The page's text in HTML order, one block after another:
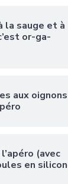
la sauge et à
or-ga-
aux oignons
(avec
en